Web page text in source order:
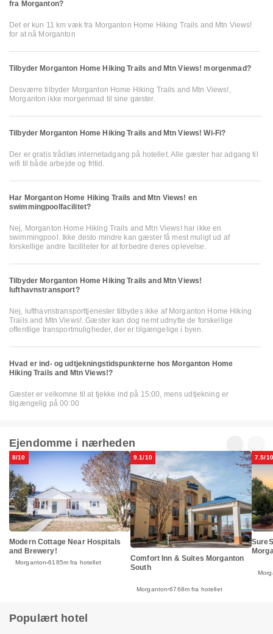
fra Morganton?
Det er kun 11 km væk fra Morganton Home Hiking Trails and Mtn Views!
for at nå Morganton
Tilbyder Morganton Home Hiking Trails and Mtn Views! morgenmad?
Desværre tilbyder Morganton Home Hiking Trails and Mtn Views!,
Morganton ikke morgenmad til sine gæster.
Tilbyder Morganton Home Hiking Trails and Mtn Views! Wi-Fi?
Der er gratis trådløs internetadgang på hotellet. Alle gæster har adgang til
wifi til både arbejde og fritid.
Har Morganton Home Hiking Trails and Mtn Views! en
swimmingpoolfacilitet?
Nej, Morganton Home Hiking Trails and Mtn Views! har ikke en
swimmingpool. Ikke desto mindre kan gæster få mest muligt ud af
forskellige andre faciliteter for at forbedre deres oplevelse.
Tilbyder Morganton Home Hiking Trails and Mtn Views!
lufthavnstransport?
Nej, lufthavnstransporttjenester tilbydes ikke af Morganton Home Hiking
Trails and Mtn Views!. Gæster kan dog nemt udnytte de forskellige
offentlige transportmuligheder, der er tilgængelige i byen.
Hvad er ind- og udtjekningstidspunkterne hos Morganton Home
Hiking Trails and Mtn Views!?
Gæster er velkomne til at tjekke ind på 15:00, mens udtjekning er
tilgængelig på 00:00
Ejendomme i nærheden
8/10
Modern Cottage Near Hospitals
and Brewery!
Morganton 6185m fra hotellet
9.1/10
Comfort Inn & Suites Morganton
South
Morganton 6768m fra hotellet
7.5/10
Populært hotel